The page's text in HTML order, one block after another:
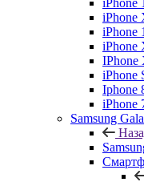
iPhone
iPhone
iPhone
iPhone
IPhone
iPhone
Iphone
iPhone
Samsung